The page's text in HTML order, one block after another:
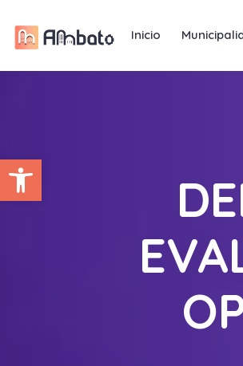
Abrir barra de
Inicio